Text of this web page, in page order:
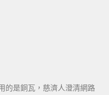
的是銅瓦，慈濟人澄清網路